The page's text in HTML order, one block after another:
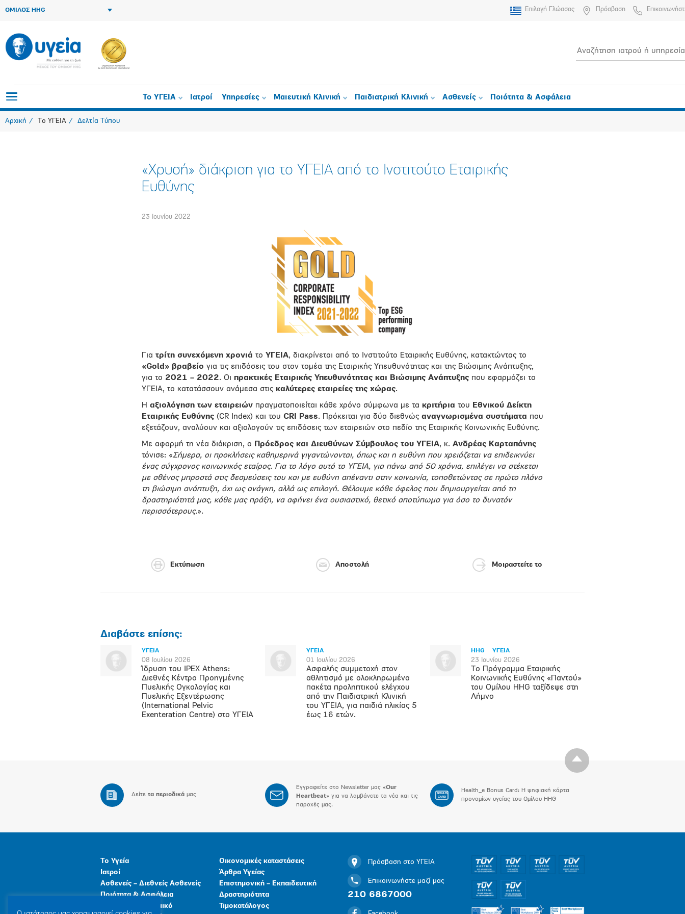
ΟΜΙΛΟΣ HHG Επιλογή Γλώσσας Πρόσβαση
Το ΥΓΕΙΑ Ιατροί Υπηρεσίες Μαιευτική Κλινική Παιδιατρική Κλινική Ασθενείς Ποιότητα & Ασφάλεια
Αρχική Το ΥΓΕΙΑ Δελτία Τύπου
«Χρυσή» διάκριση για το ΥΓΕΙΑ από το Ινστιτούτο Εταιρικής
Ευθύνης
23 Ιουνίου 2022
Για τρίτη συνεχόμενη χρονιά το ΥΓΕΙΑ, διακρίνεται από το Ινστιτούτο Εταιρικής Ευθύνης, κατακτώντας το
«Gold » βραβείο για τις επιδόσεις του στον τομέα της Εταιρικής Υπευθυνότητας και της Βιώσιμης Ανάπτυξης,
για το 2021 – 2022. Οι πρακτικές Εταιρικής Υπευθυνότητας και Βιώσιμης Ανάπτυξηςπου εφαρμόζει το
ΥΓΕΙΑ, το κατατάσσουν ανάμεσα στις καλύτερες εταιρείες της χώρας.
Η αξιολόγηση των εταιρειώνπραγματοποιείται κάθε χρόνο σύμφωνα με τα κριτήρια του Εθνικού Δείκτη
Εταιρικής Ευθύνης(CR Index) και του CRI Pass. Πρόκειται για δύο διεθνώς αναγνωρισμένα συστήματα που
εξετάζουν, αναλύουν και αξιολογούν τις επιδόσεις των εταιρειών στο πεδίο της Εταιρικής Κοινωνικής Ευθύνης.
Με αφορμή τη νέα διάκριση, ο Πρόεδρος και Διευθύνων Σύμβουλος του ΥΓΕΙΑ, κ. Ανδρέας Καρταπάνης
τόνισε: «Σήμερα, οι προκλήσεις καθημερινά γιγαντώνονται, όπως και η ευθύνη που χρειάζεται να επιδεικνύει
ένας σύγχρονος κοινωνικός εταίρος. Για το λόγο αυτό το ΥΓΕΙΑ, για πάνω από 50 χρόνια, επιλέγει να στέκεται
με σθένος μπροστά στις δεσμεύσεις του και με ευθύνη απέναντι στην κοινωνία, τοποθετώντας σε πρώτο πλάνο
τη βιώσιμη ανάπτυξη, όχι ως ανάγκη, αλλά ως επιλογή. Θέλουμε κάθε όφελος που δημιουργείται από τη
δραστηριότητά μας, κάθε μας πράξη, να αφήνει ένα ουσιαστικό, θετικό αποτύπωμα για όσο το δυνατόν
περισσότερους.».
Εκτύπωση Αποστολή Μοιραστείτε το
Διαβάστε επίσης:
ΥΓΕΙΑ
08 Ιουλίου 2026
Ίδρυση του IPEX Athens:
Διεθνές Κέντρο Προηγμένης
Πυελικής Ογκολογίας και
Πυελικής Εξεντέρωσης
(International Pelvic
Exenteration Centre) στο ΥΓΕΙΑ
ΥΓΕΙΑ
01 Ιουλίου 2026
Ασφαλής συμμετοχή στον
αθλητισμό με ολοκληρωμένα
πακέτα προληπτικού ελέγχου
από την Παιδιατρική Κλινική
του ΥΓΕΙΑ, για παιδιά ηλικίας 5
έως 16 ετών.
HHG ΥΓΕΙΑ
23 Ιουνίου 2026
Το Πρόγραμμα Εταιρικής
Κοινωνικής Ευθύνης «Παντού»
του Ομίλου HHG ταξίδεψε στη
Λήμνο
Δείτε τα περιοδικά μας
Εγγραφείτε στο Newsletter μας «Our
Heartbeat» για να λαμβάνετε τα νέα και τις
παροχές μας.
BONUS
CARD
Health_e Bonus Card: H ψηφιακή κάρτα
προνομίων υγείας του Ομίλου HHG
Το Υγεία
Ιατροί
Ασθενείς – Διεθνείς Ασθενείς
Ποιότητα & Ασφάλεια
Ανθρώπινο Δυναμικό
Οικονομικές καταστάσεις
Άρθρα Υγείας
Επιστημονική – Εκπαιδευτική
Δραστηριότητα
Τιμοκατάλογος
Πρόσβαση στο ΥΓΕΙΑ
Επικοινωνήστε μαζί μας
210 6867000